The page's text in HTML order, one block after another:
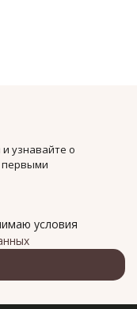
узнавайте о
первыми
условия